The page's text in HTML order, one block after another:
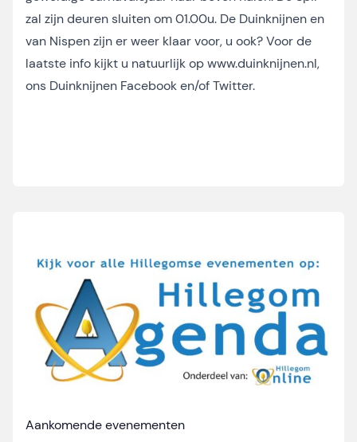
zal zijn deuren sluiten om 01.00u. De Duinknijnen en
van Nispen zijn er weer klaar voor, u ook? Voor de
laatste info kijkt u natuurlijk opwww.duinknijnen.nl,
ons Duinknijnen Facebook en/of Twitter.
Aankomende evenementen